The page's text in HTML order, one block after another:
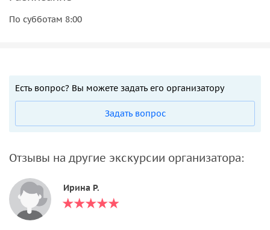
По субботам 8:00
Есть вопрос? Вы можете задать его организатору
Задать вопрос
Отзывы на другие экскурсии организатора:
Ирина Р.